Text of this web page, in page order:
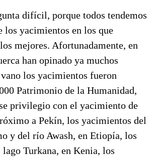
difícil, porque todos tendemos
los yacimientos en los que
mejores. Afortunadamente, en
han opinado ya muchos
los yacimientos fueron
Patrimonio de la Humanidad,
privilegio con el yacimiento de
a Pekín, los yacimientos del
y del río Awash, en Etiopía, los
Turkana, en Kenia, los